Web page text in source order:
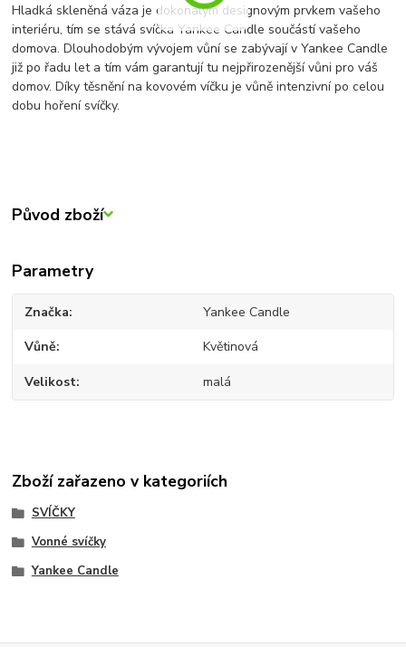
Hladká skleněná váza je dokonalým designovým prvkem vašeho
interiéru, tím se stává svíčka Yankee Candle součástí vašeho
domova. Dlouhodobým vývojem vůní se zabývají v Yankee Candle
již po řadu let a tím vám garantují tu nejpřirozenější vůni pro váš
domov. Díky těsnění na kovovém víčku je vůně intenzivní po celou
dobu hoření svíčky.
Původ zboží
Parametry
Značka Yankee Candle
Vůně Květinová
Velikost malá
Zboží zařazeno v kategoriích
SVÍČKY
Vonné svíčky
Yankee Candle